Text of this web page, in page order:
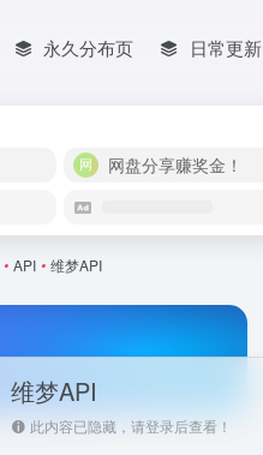
永久分布页 日常更新
网盘分享赚奖金！
• API • 维梦API
维梦API
此内容已隐藏，请登录后查看！